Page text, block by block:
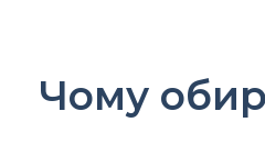
Чому